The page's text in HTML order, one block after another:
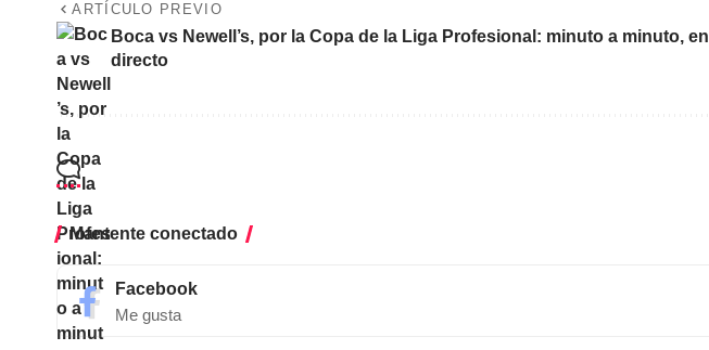
ARTÍCULO PREVIO
Boca vs Newell’s, por la Copa de la Liga Profesional: minuto a minuto, en
directo
Mantente conectado
Facebook
Me gusta